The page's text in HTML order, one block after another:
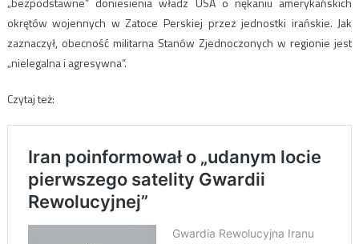
okrętów wojennych w Zatoce Perskiej przez jednostki irańskie. Jak
zaznaczył, obecność militarna Stanów Zjednoczonych w regionie jest
„nielegalna i agresywna”.
Czytaj też: